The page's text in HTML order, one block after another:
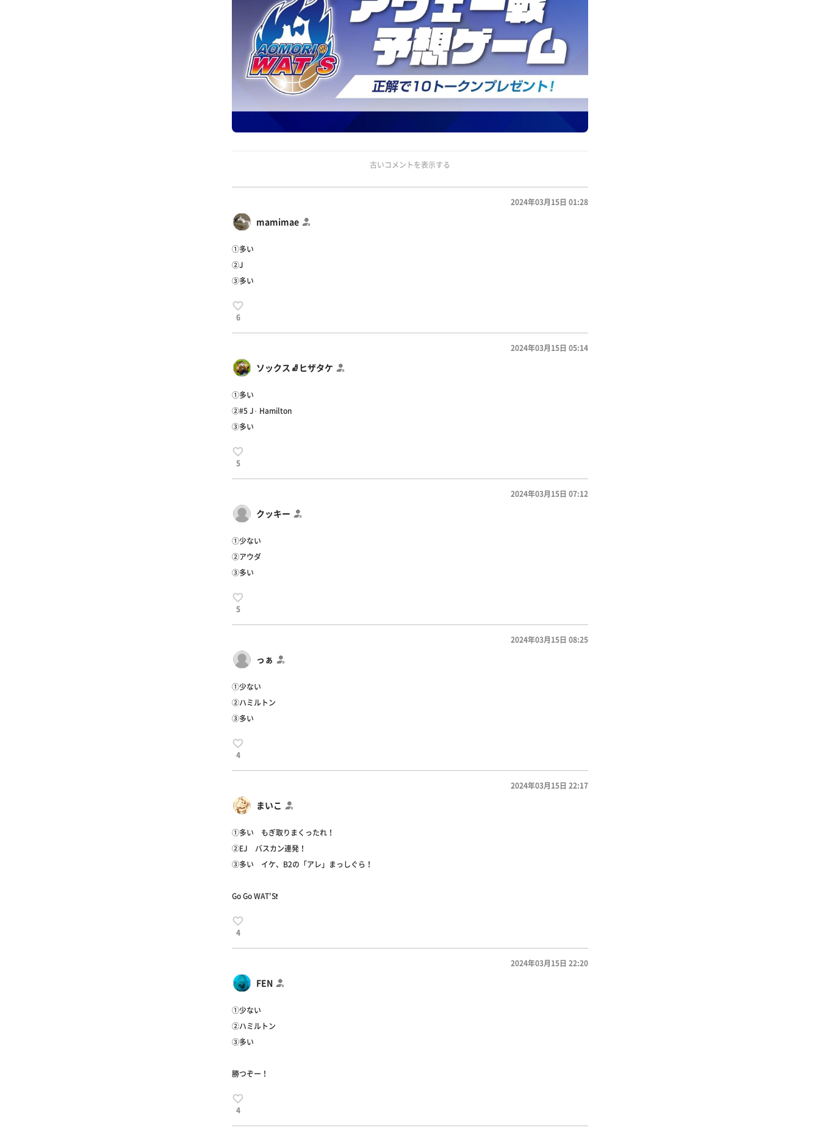
古いコメントを表示する
mamimae
2024年03月15日 01:28
①多い
②J
③多い
6
ソックス🧦ヒザタケ
2024年03月15日 05:14
①多い
②#5 J･ Hamilton
③多い
5
クッキー
2024年03月15日 07:12
①少ない
②アウダ
③多い
5
っぁ
2024年03月15日 08:25
①少ない
②ハミルトン
③多い
4
まいこ
2024年03月15日 22:17
①多い もぎ取りまくったれ！
②EJ バスカン連発！
③多い イケ、B2の「アレ」まっしぐら！
Go Go WAT'S❗
4
FEN
2024年03月15日 22:20
①少ない
②ハミルトン
③多い
勝つぞー！
4